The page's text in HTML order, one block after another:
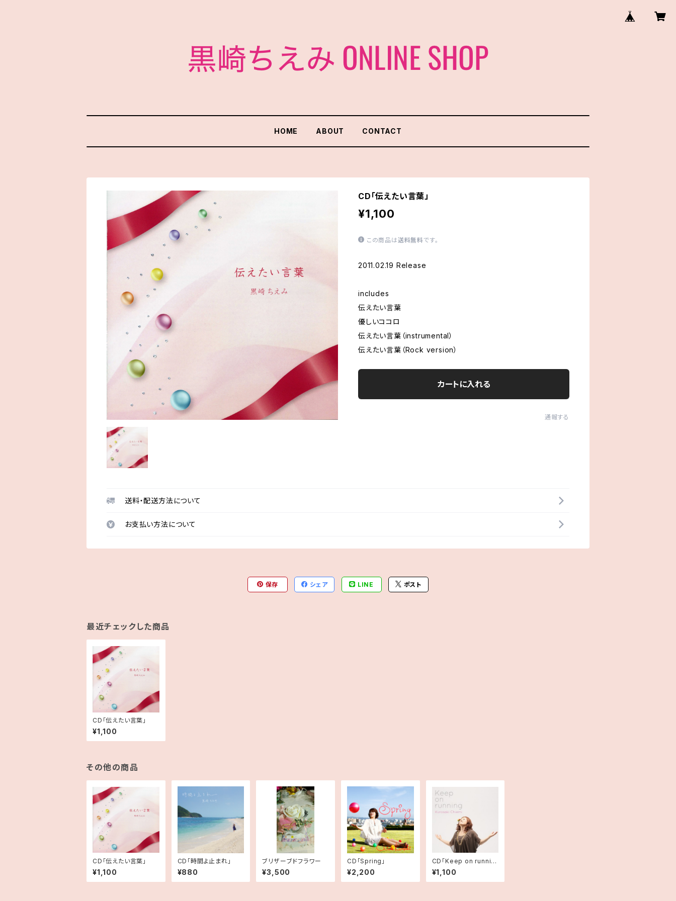
HOME ABOUT CONTACT
CD「伝えたい言葉」
¥1,100
この商品は送料無料です。
2011.02.19 Release
includes
伝えたい言葉
優しいココロ
伝えたい言葉（instrumental）
伝えたい言葉（Rock version）
カートに入れる
通報する
送料・配送方法について
お支払い方法について
保存 シェア LINE ポスト
最近チェックした商品
CD「伝えたい言葉」
¥1,100
その他の商品
CD「伝えたい言葉」
¥1,100
CD「時間よ止まれ」
¥880
ブリザーブドフラワー
¥3,500
CD「Spring」
¥2,200
CD「Keep on runnin
g」
¥1,100